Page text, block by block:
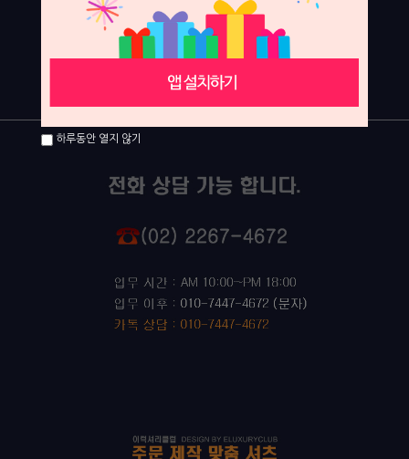
하루동안 열지 않기